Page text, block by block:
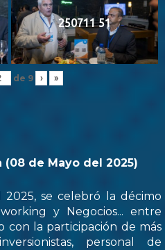
250711 51
de 9 › »
de Mayo del 2025)
se celebró la décimo
y Negocios... entre
con la participación de más
personal de